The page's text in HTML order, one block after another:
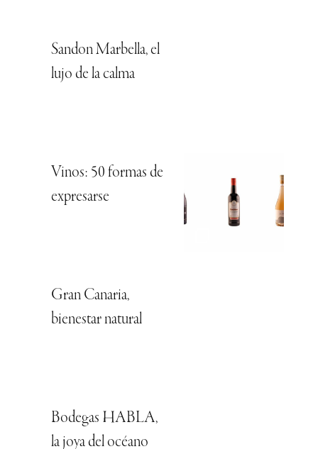
Sandon Marbella, el
lujo de la calma
Vinos: 50 formas de
expresarse
Gran Canaria,
bienestar natural
Bodegas HABLA,
la joya del océano